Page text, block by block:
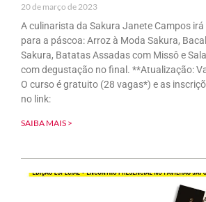
20 de março de 2023
A culinarista da Sakura Janete Campos
para a páscoa: Arroz à Moda Sakura,
Sakura, Batatas Assadas com Missô e
com degustação no final. **Atualização:
O curso é gratuito (28 vagas*) e as
no link:
SAIBA MAIS >